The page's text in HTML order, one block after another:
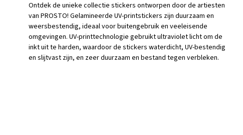
Ontdek de unieke collectie stickers ontworpen door de artiesten
van PROSTO! Gelamineerde UV-printstickers zijn duurzaam en
weersbestendig, ideaal voor buitengebruik en veeleisende
omgevingen. UV-printtechnologie gebruikt ultraviolet licht om de
inkt uit te harden, waardoor de stickers waterdicht, UV-bestendig
en slijtvast zijn, en zeer duurzaam en bestand tegen verbleken.